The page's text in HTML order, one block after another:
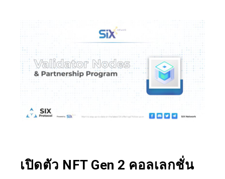
เปิดตัว NFT Gen 2 คอลเลกชั่น